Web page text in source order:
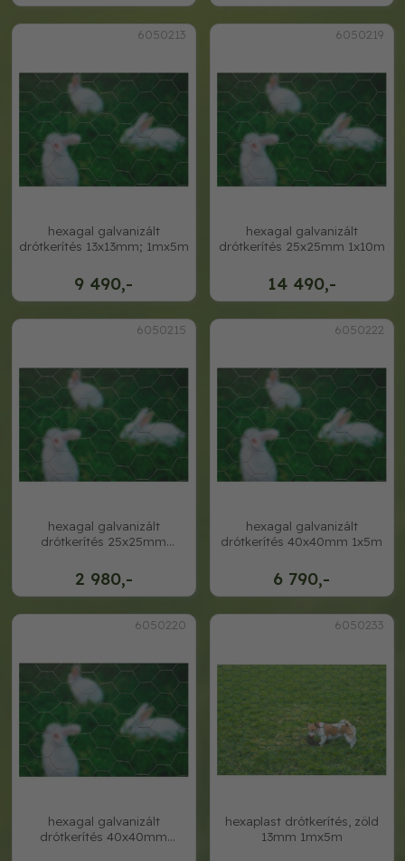
6050213
9 490,-
hexagal galvanizált
drótkerítés 13x13mm; 1mx5m
6050219
14 490,-
hexagal galvanizált
drótkerítés 25x25mm 1x10m
6050215
2 980,-
hexagal galvanizált
drótkerítés 25x25mm
6050222
6 790,-
hexagal galvanizált
drótkerítés 40x40mm 1x5m
6050220
hexagal galvanizált
drótkerítés 40x40mm
6050233
hexaplast drótkerítés, zöld
13mm 1mx5m